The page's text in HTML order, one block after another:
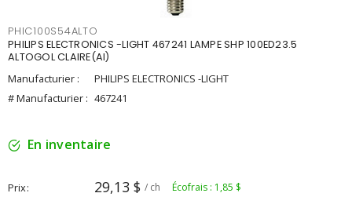
PHIC100S54ALTO
PHILIPS ELECTRONICS -LIGHT 467241 LAMPE SHP 100ED23.5
ALTOGOL CLAIRE(AI)
Manufacturier :
PHILIPS ELECTRONICS -LIGHT
# Manufacturier : 467241
En inventaire
Prix 29,13 $ / ch Écofrais : 1,85 $